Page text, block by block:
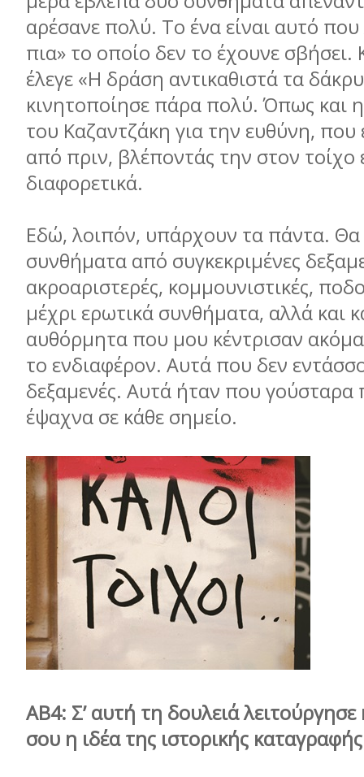
αρέσανε πολύ. Το ένα είναι αυτό που
πια» το οποίο δεν το έχουνε σβήσει.
έλεγε «Η δράση αντικαθιστά τα
κινητοποίησε πάρα πολύ. Όπως και
του Καζαντζάκη για την ευθύνη,
από πριν, βλέποντάς την στον τοίχο
διαφορετικά.
Εδώ, λοιπόν, υπάρχουν τα πάντα. Θα
συνθήματα από συγκεκριμένες
ακροαριστερές, κομμουνιστικές,
μέχρι ερωτικά συνθήματα, αλλά και
αυθόρμητα που μου κέντρισαν
το ενδιαφέρον. Αυτά που δεν
δεξαμενές. Αυτά ήταν που γούσταρα
έψαχνα σε κάθε σημείο.
ΑΒ4: Σ’ αυτή τη δουλειά
σου η ιδέα της ιστορικής